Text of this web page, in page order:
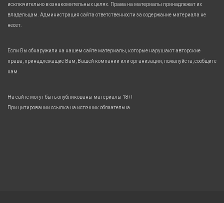
исключительно в ознакомительных целях. Права на материалы принадлежат их
владельцам. Администрация сайта ответственности за содержание материала не
несет.
Если Вы обнаружили на нашем сайте материалы, которые нарушают авторские
права, принадлежащие Вам, Вашей компании или организации, пожалуйста, сообщите
нам.
На сайте могут быть опубликованы материалы 18+!
При цитировании ссылка на источник обязательна.